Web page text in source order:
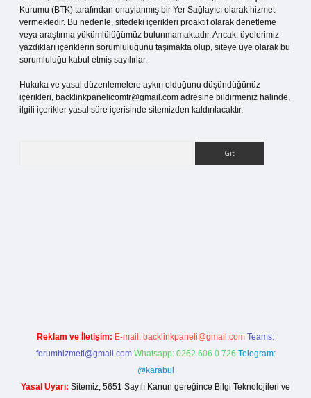
Kurumu (BTK) tarafından onaylanmış bir Yer Sağlayıcı olarak hizmet
vermektedir. Bu nedenle, sitedeki içerikleri proaktif olarak denetleme
veya araştırma yükümlülüğümüz bulunmamaktadır. Ancak, üyelerimiz
yazdıkları içeriklerin sorumluluğunu taşımakta olup, siteye üye olarak bu
sorumluluğu kabul etmiş sayılırlar.
Hukuka ve yasal düzenlemelere aykırı olduğunu düşündüğünüz
içerikleri, backlinkpanelicomtr@gmail.com adresine bildirmeniz halinde,
ilgili içerikler yasal süre içerisinde sitemizden kaldırılacaktır.
Reklam ve İletişim: E-mail: backlinkpaneli@gmail.com Teams:
forumhizmeti@gmail.com Whatsapp: 0262 606 0 726 Telegram:
@karabul
Yasal Uyarı: Sitemiz, 5651 Sayılı Kanun gereğince Bilgi Teknolojileri ve